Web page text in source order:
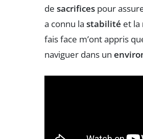
de sacrifices pour
a connu la stabilité et la
fais face m’ont appris
naviguer dans un